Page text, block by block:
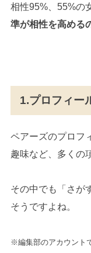
相性95%、55%の
準が相性を高める
1.プロフィー
ペアーズのプロフ
趣味など、多くの
その中でも「さが
そうですよね。
※編集部のアカウント